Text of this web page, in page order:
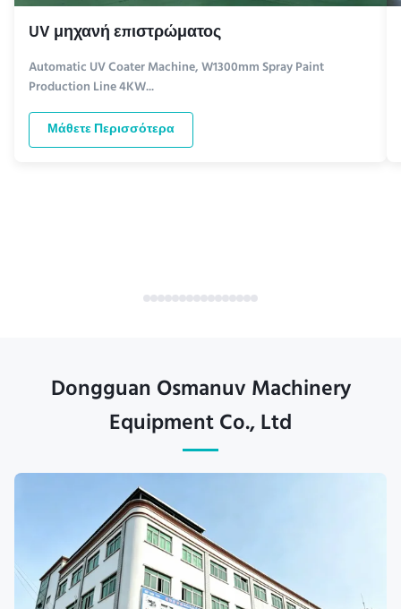
UV μηχανή επιστρώματος
Automatic UV Coater Machine, W1300mm Spray Paint
Production Line 4KW...
Μάθετε Περισσότερα
Dongguan Osmanuv Machinery
Equipment Co., Ltd